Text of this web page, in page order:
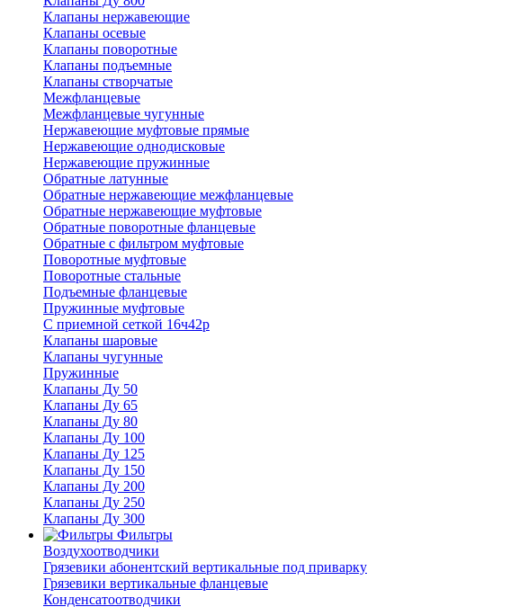
Клапаны нержавеющие
Клапаны осевые
Клапаны поворотные
Клапаны подъемные
Клапаны створчатые
Межфланцевые
Межфланцевые чугунные
Нержавеющие муфтовые прямые
Нержавеющие однодисковые
Нержавеющие пружинные
Обратные латунные
Обратные нержавеющие межфланцевые
Обратные нержавеющие муфтовые
Обратные поворотные фланцевые
Обратные с фильтром муфтовые
Поворотные муфтовые
Поворотные стальные
Подъемные фланцевые
Пружинные муфтовые
С приемной сеткой 16ч42р
Клапаны шаровые
Клапаны чугунные
Пружинные
Клапаны Ду 50
Клапаны Ду 65
Клапаны Ду 80
Клапаны Ду 100
Клапаны Ду 125
Клапаны Ду 150
Клапаны Ду 200
Клапаны Ду 250
Клапаны Ду 300
Фильтры
Воздухоотводчики
Грязевики абонентский вертикальные под приварку
Грязевики вертикальные фланцевые
Конденсатоотводчики